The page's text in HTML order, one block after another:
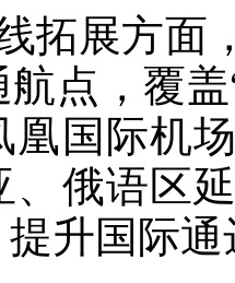
展方面
点，覆
凰国际机
、俄语区
升国际